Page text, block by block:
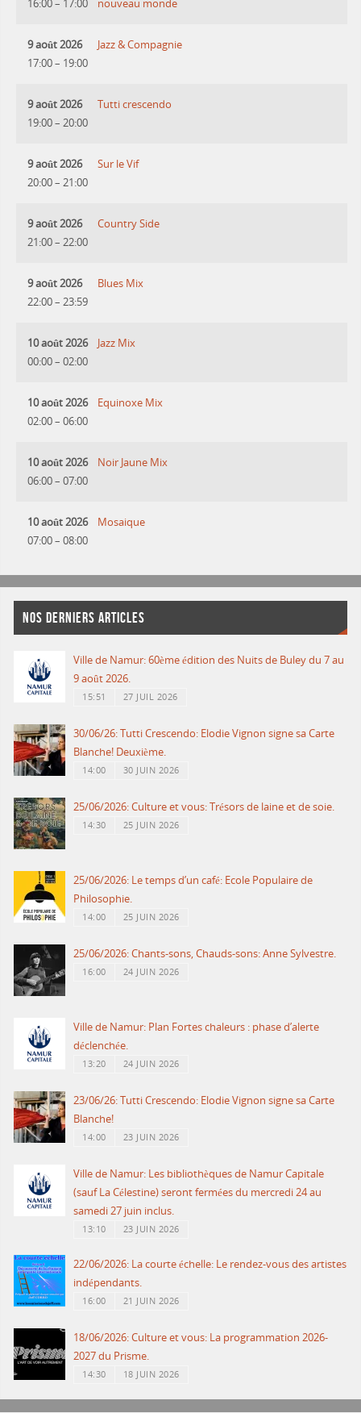
16:00– 17:00 nouveau monde
9 août 2026
17:00– 19:00
Jazz & Compagnie
9 août 2026
19:00– 20:00
Tutti crescendo
9 août 2026
20:00– 21:00
Sur le Vif
9 août 2026
21:00– 22:00
Country Side
9 août 2026
22:00– 23:59
Blues Mix
10 août 2026
00:00– 02:00
Jazz Mix
10 août 2026
02:00– 06:00
Equinoxe Mix
10 août 2026
06:00– 07:00
Noir Jaune Mix
10 août 2026
07:00– 08:00
Mosaique
NOS DERNIERS ARTICLES
Ville de Namur: 60ème édition des Nuits de Buley du 7 au
9 août 2026.
15:51 27 JUIL 2026
30/06/26: Tutti Crescendo: Elodie Vignon signe sa Carte
Blanche! Deuxième.
14:00 30 JUIN 2026
25/06/2026: Culture et vous: Trésors de laine et de soie.
14:30 25 JUIN 2026
25/06/2026: Le temps d’un café: Ecole Populaire de
Philosophie.
14:00 25 JUIN 2026
25/06/2026: Chants-sons, Chauds-sons: Anne Sylvestre.
16:00 24 JUIN 2026
Ville de Namur: Plan Fortes chaleurs : phase d’alerte
déclenchée.
13:20 24 JUIN 2026
23/06/26: Tutti Crescendo: Elodie Vignon signe sa Carte
Blanche!
14:00 23 JUIN 2026
Ville de Namur: Les bibliothèques de Namur Capitale
(sauf La Célestine) seront fermées du mercredi 24 au
samedi 27 juin inclus.
13:10 23 JUIN 2026
22/06/2026: La courte échelle: Le rendez-vous des artistes
indépendants.
16:00 21 JUIN 2026
18/06/2026: Culture et vous: La programmation 2026-
2027 du Prisme.
14:30 18 JUIN 2026